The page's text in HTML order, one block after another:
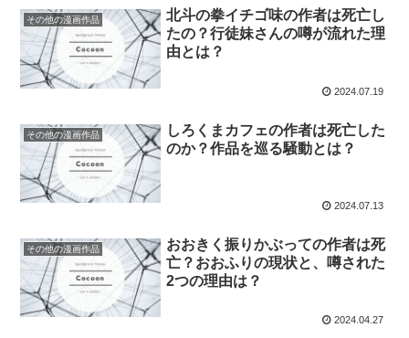
その他の漫画作品
北斗の拳イチゴ味の作者は死亡し
たの？行徒妹さんの噂が流れた理
由とは？
2024.07.19
その他の漫画作品
しろくまカフェの作者は死亡した
のか？作品を巡る騒動とは？
2024.07.13
その他の漫画作品
おおきく振りかぶっての作者は死
亡？おおふりの現状と、噂された
2つの理由は？
2024.04.27